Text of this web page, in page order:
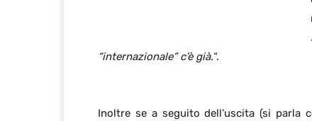
“internazionale” c’è già.“.
Inoltre se a seguito dell’uscita (si parla